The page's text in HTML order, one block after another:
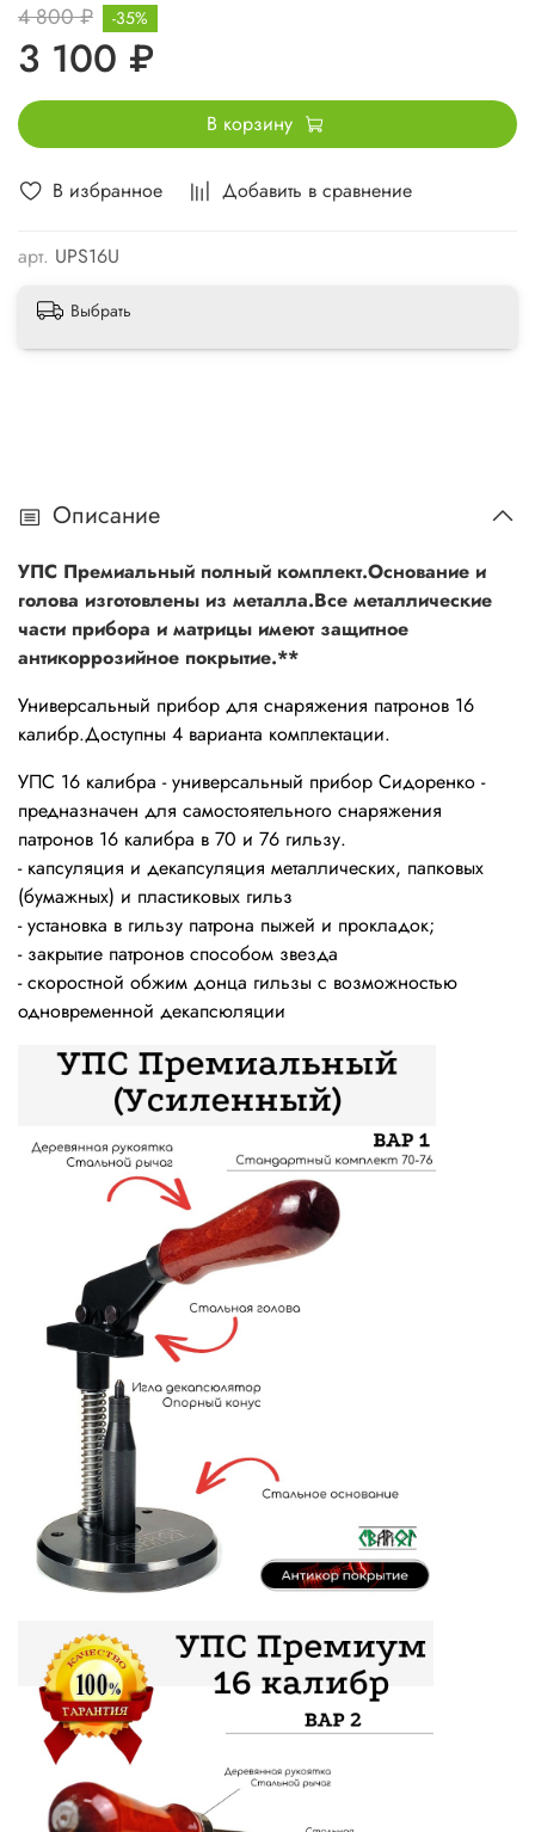
В избранное Добавить в сравнение
арт. UPS16U
4 800 ₽
3 100 ₽
-35%
В корзину
Выбрать
Описание
УПС Премиальный полный комплект.Основание и
голова изготовлены из металла.Все металлические
части прибора и матрицы имеют защитное
антикоррозийное покрытие.**
Универсальный прибор для снаряжения патронов 16
калибр.Доступны 4 варианта комплектации.
УПС 16 калибра - универсальный прибор Сидоренко -
предназначен для самостоятельного снаряжения
патронов 16 калибра в 70 и 76 гильзу.
- капсуляция и декапсуляция металлических, папковых
(бумажных) и пластиковых гильз
- установка в гильзу патрона пыжей и прокладок;
- закрытие патронов способом звезда
- скоростной обжим донца гильзы с возможностью
одновременной декапсюляции